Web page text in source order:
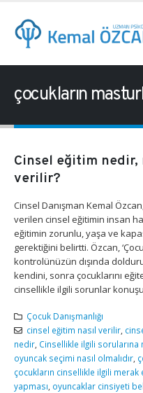
çocukların
Cinsel eğitim nedir,
verilir?
Cinsel Danışman Kemal
verilen cinsel eğitimin insan
eğitimin zorunlu, yaşa ve
gerektiğini belirtti. Özcan,
kontrolünüzün dışında
kendini, sonra çocuklarını
cinsellikle ilgili sorunlar
Çocuk Danışmanlığı
cinsel eğitim nasıl verilir,
nedir, Cinsellikle ilgili sorularına
oyuncak seçimi nasıl olmalıdır,
çocukların cinsellikle ilgili merak
yapması, oyuncaklar cinsiyeti